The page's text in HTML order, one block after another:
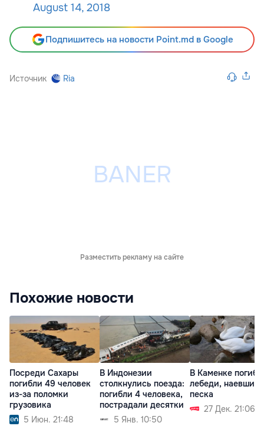
August 14, 2018
Подпишитесь на новости Point.md в Google
Источник Ria
Разместить рекламу на сайте
Похожие новости
Посреди Сахары
погибли 49 человек
из-за поломки
грузовика
5 Июн. 21:48
В Индонезии
столкнулись поезда:
погибли 4 человека,
пострадали десятки
5 Янв. 10:50
В Каменке
лебеди, наевшись
песка
27 Дек. 21:06